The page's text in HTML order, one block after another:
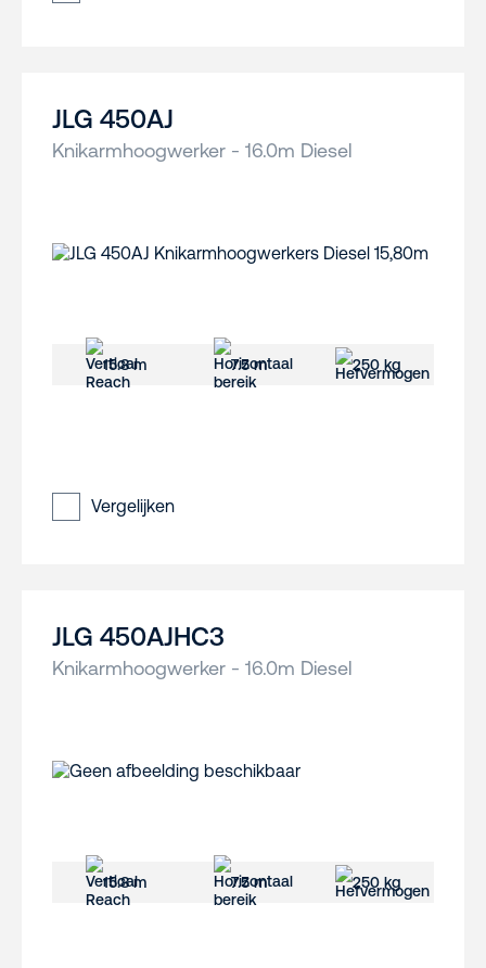
JLG 450AJ
Knikarmhoogwerker - 16.0m Diesel
15.8 m 7.5 m 250 kg
Vergelijken
JLG 450AJHC3
Knikarmhoogwerker - 16.0m Diesel
15.8 m 7.5 m 250 kg